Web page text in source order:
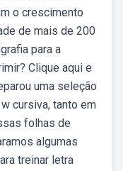
o crescimento
de mais de 200
para a
Clique aqui e
uma seleção
cursiva, tanto em
folhas de
algumas
treinar letra